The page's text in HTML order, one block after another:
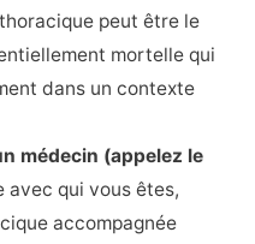
peut être le
mortelle qui
dans un contexte
médecin (appelez le
avec qui vous êtes,
accompagnée